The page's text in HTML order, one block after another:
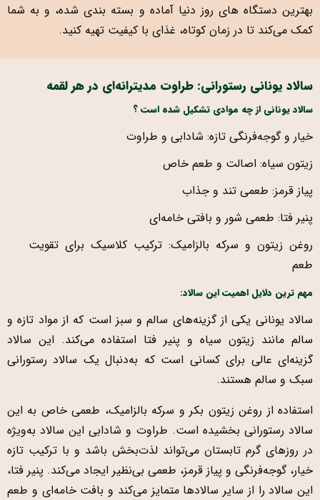
بهترین دستگاه های روز دنیا آماده و بسته بندی شده، و به شما
کمک می‌کند تا در زمان کوتاه، غذای با کیفیت تهیه کنید.
سالاد یونانی رستورانی: طراوت مدیترانه‌ای در هر لقمه
سالاد یونانی از چه موادی تشکیل شده است ؟
خیار و گوجه‌فرنگی تازه: شادابی و طراوت
زیتون سیاه: اصالت و طعم خاص
پیاز قرمز: طعمی تند و جذاب
پنیر فتا: طعمی شور و بافتی خامه‌ای
روغن زیتون و سرکه بالزامیک: ترکیب کلاسیک برای تقویت
طعم
مهم ترین دلایل اهمیت این سالاد:
سالاد یونانی یکی از گزینه‌های سالم و سبز است که از مواد تازه و
سالم مانند زیتون سیاه و پنیر فتا استفاده می‌کند. این سالاد
گزینه‌ای عالی برای کسانی است که به‌دنبال یک سالاد رستورانی
سبک و سالم هستند.
استفاده از روغن زیتون بکر و سرکه بالزامیک، طعمی خاص به این
سالاد رستورانی بخشیده است. طراوت و شادابی این سالاد به‌ویژه
در روزهای گرم تابستان می‌تواند لذت‌بخش باشد و با ترکیب تازه
خیار، گوجه‌فرنگی و پیاز قرمز، طعمی بی‌نظیر ایجاد می‌کند. پنیر فتا،
این سالاد را از سایر سالادها متمایز می‌کند و بافت خامه‌ای و طعم